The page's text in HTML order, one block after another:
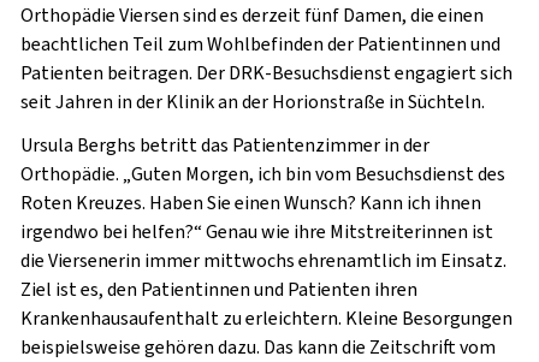
Orthopädie Viersen sind es derzeit fünf Damen, die einen
beachtlichen Teil zum Wohlbefinden der Patientinnen und
Patienten beitragen. Der DRK-Besuchsdienst engagiert sich
seit Jahren in der Klinik an der Horionstraße in Süchteln.
Ursula Berghs betritt das Patientenzimmer in der
Orthopädie. „Guten Morgen, ich bin vom Besuchsdienst des
Roten Kreuzes. Haben Sie einen Wunsch? Kann ich ihnen
irgendwo bei helfen?“ Genau wie ihre Mitstreiterinnen ist
die Viersenerin immer mittwochs ehrenamtlich im Einsatz.
Ziel ist es, den Patientinnen und Patienten ihren
Krankenhausaufenthalt zu erleichtern. Kleine Besorgungen
beispielsweise gehören dazu. Das kann die Zeitschrift vom